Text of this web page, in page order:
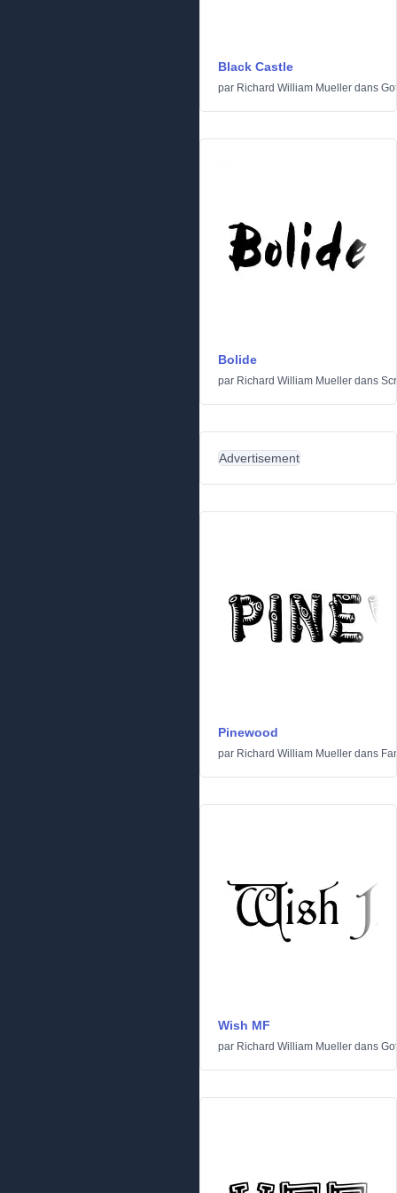
Black Castle
par Richard William Mueller dans
Bolide
par Richard William Mueller dans
Advertisement
Pinewood
par Richard William Mueller dans
Wish MF
par Richard William Mueller dans